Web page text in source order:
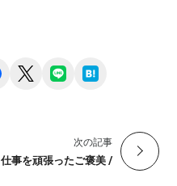
facebook line
次の記事
事を頑張ったご褒美 /